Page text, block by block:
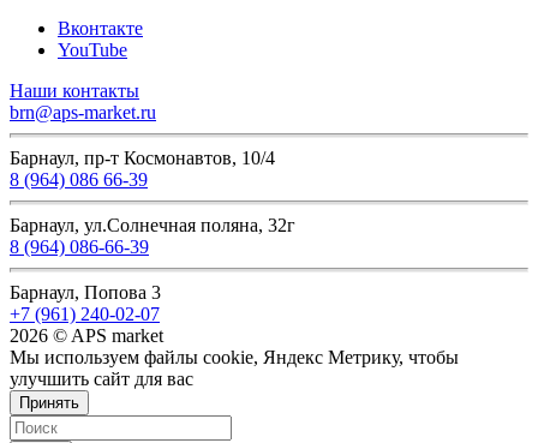
Вконтакте
YouTube
Наши контакты
brn@aps-market.ru
Барнаул, пр-т Космонавтов, 10/4
8 (964) 086 66-39
Барнаул, ул.Солнечная поляна, 32г
8 (964) 086-66-39
Барнаул, Попова 3
+7 (961) 240-02-07
2026 © APS market
Мы используем файлы cookie, Яндекс Метрику, чтобы
улучшить сайт для вас
Принять